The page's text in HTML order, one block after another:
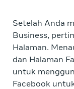
Setelah Anda
Business,
Halaman.
dan Halaman
untuk
Facebook